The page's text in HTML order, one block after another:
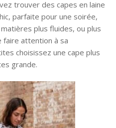
trouver des capes en laine
parfaite pour une soirée,
plus fluides, ou plus
faire attention à sa
choisissez une cape plus
grande.